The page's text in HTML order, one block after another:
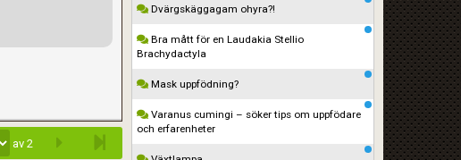
av 2
Dvärgskäggagam ohyra?!
Bra mått för en Laudakia Stellio
Brachydactyla
Mask uppfödning?
Varanus cumingi – söker tips om uppfödare
och erfarenheter